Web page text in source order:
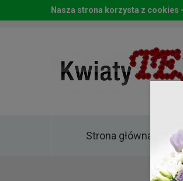
Strona główna
Nasza strona korzysta z cookies